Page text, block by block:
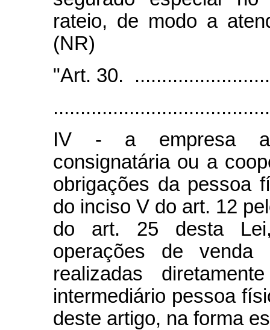
rateio, de modo a
(NR)
"Art. 30.
IV - a empresa
consignatária ou a
obrigações da pessoa
do inciso V do art. 12
do art. 25 desta Lei,
operações de venda
realizadas
intermediário pessoa
deste artigo, na forma